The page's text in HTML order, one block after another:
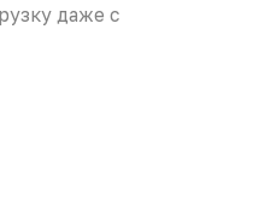
даже с